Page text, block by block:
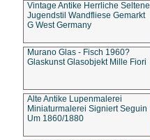
Vintage Antike Herrliche Seltene
Jugendstil Wandfliese Gemarkt
G West Germany
Murano Glas - Fisch 1960?
Glaskunst Glasobjekt Mille Fiori
Alte Antike Lupenmalerei
Miniaturmalerei Signiert Seguin
Um 1860/1880